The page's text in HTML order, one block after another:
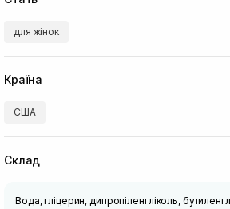
для жінок
Країна
США
Склад
Вода, гліцерин, дипропіленгліколь,